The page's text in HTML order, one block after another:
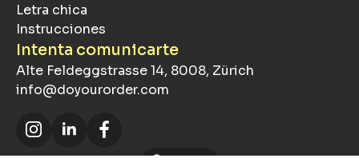
Letra chica
Instrucciones
Intenta comunicarte
Alte Feldeggstrasse 14, 8008, Zürich
info@doyourorder.com